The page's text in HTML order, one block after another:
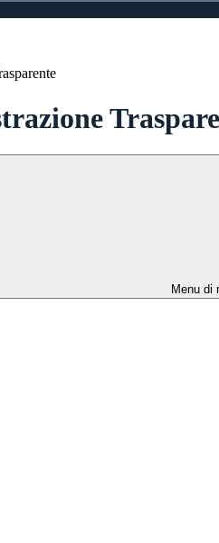
Menu di